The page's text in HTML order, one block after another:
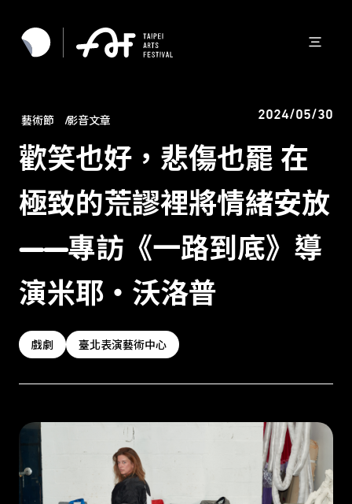
藝術節 影音文章 2024/05/30
歡笑也好，悲傷也罷 在
極致的荒謬裡將情緒安放
——專訪《一路到底》導
演米耶・沃洛普
戲劇 臺北表演藝術中心